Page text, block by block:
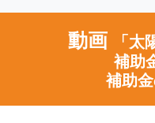
動画
「太
補助
補助金